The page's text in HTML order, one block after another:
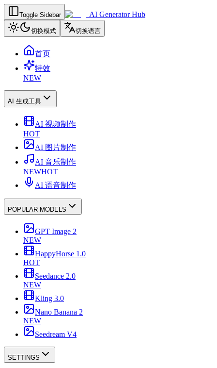
Toggle Sidebar AI Generator Hub
切换模式 切换语言
首页
特效
NEW
AI 生成工具
AI 视频制作
HOT
AI 图片制作
AI 音乐制作
NEWHOT
AI 语音制作
POPULAR MODELS
GPT Image 2
NEW
HappyHorse 1.0
HOT
Seedance 2.0
NEW
Kling 3.0
Nano Banana 2
NEW
Seedream V4
SETTINGS